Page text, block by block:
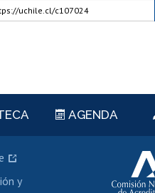
uchile.cl/c107024
AGENDA
y